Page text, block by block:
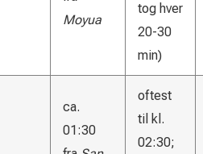
Moyua
tog hver
20-30
min)
ca.
01:30
oftest
til kl.
02:30;